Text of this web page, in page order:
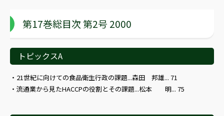
第17巻総目次 第2号 2000
トピックスA
21世紀に向けての食品衛生行政の課題...森田 邦雄... 71
流通業から見たHACCPの役割とその課題...松本 明... 75